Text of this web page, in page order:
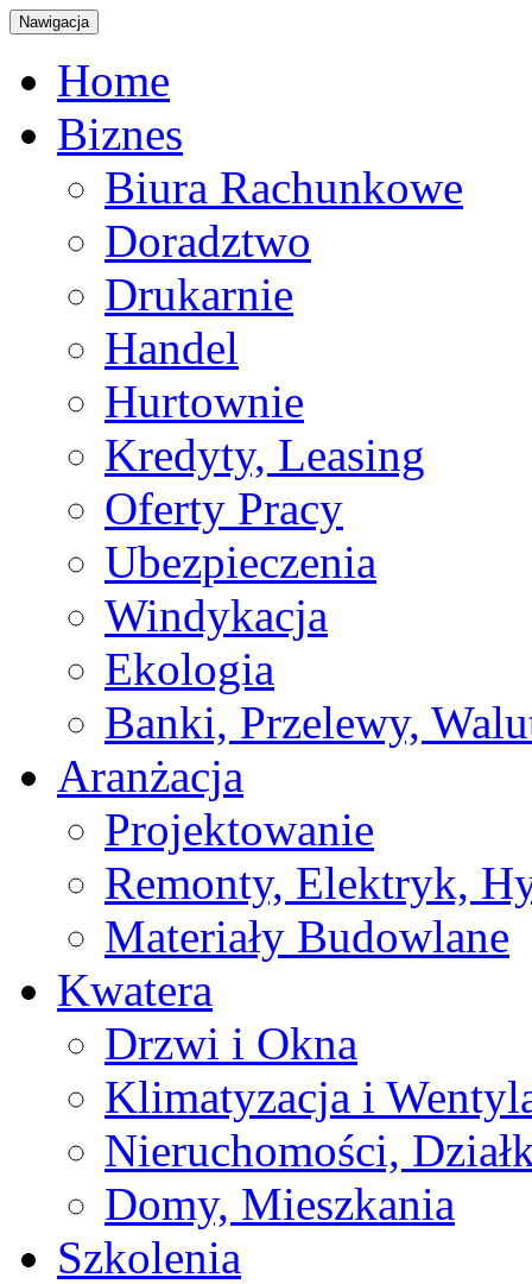
Nawigacja
Home
Biznes
Biura Rachunkowe
Doradztwo
Drukarnie
Handel
Hurtownie
Kredyty, Leasing
Oferty Pracy
Ubezpieczenia
Windykacja
Ekologia
Banki, Przelewy,
Aranżacja
Projektowanie
Remonty, Elektryk,
Materiały Budowlane
Kwatera
Drzwi i Okna
Klimatyzacja i
Nieruchomości,
Domy, Mieszkania
Szkolenia